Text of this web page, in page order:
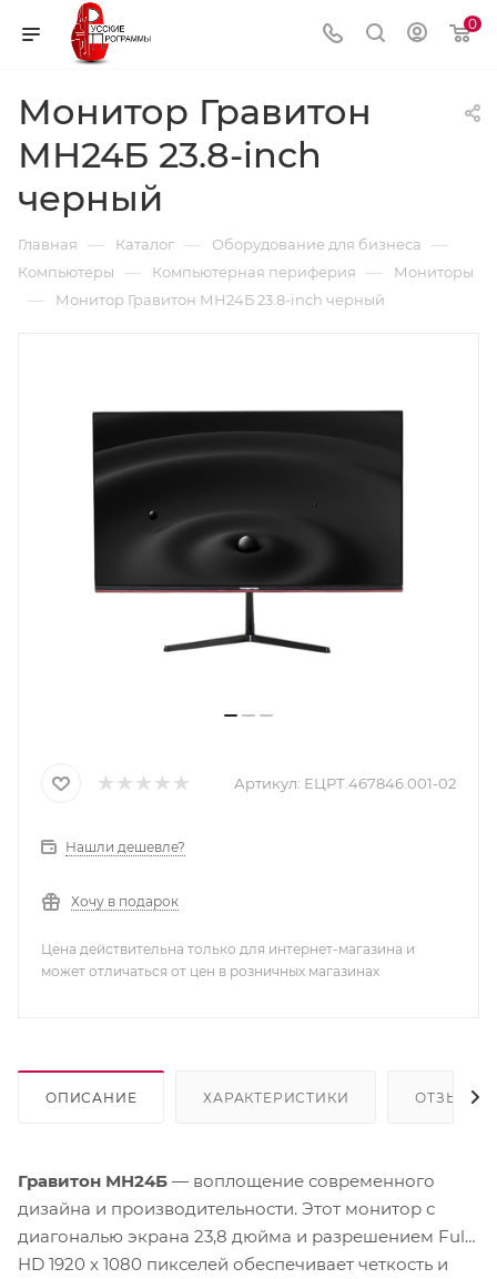
0
Монитор Гравитон
МН24Б 23.8-inch
черный
Главная — Каталог — Оборудование для бизнеса —
Компьютеры — Компьютерная периферия — Мониторы
— Монитор Гравитон МН24Б 23.8-inch черный
Артикул: ЕЦРТ.467846.001-02
Нашли дешевле?
Хочу в подарок
Цена действительна только для интернет-магазина и
может отличаться от цен в розничных магазинах
ОПИСАНИЕ ХАРАКТЕРИСТИКИ ОТЗЫВЫ
Гравитон МН24Б — воплощение современного
дизайна и производительности. Этот монитор с
диагональю экрана 23,8 дюйма и разрешением Full
HD 1920 x 1080 пикселей обеспечивает четкость и